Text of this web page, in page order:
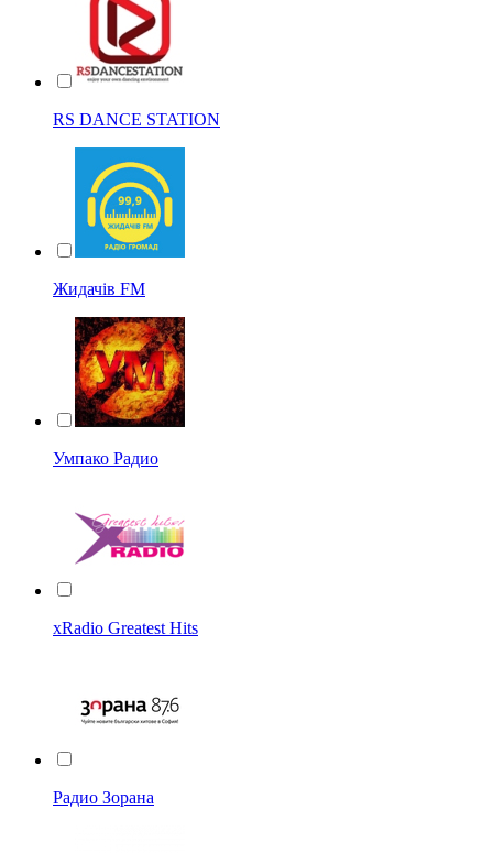
RS DANCE STATION
Жидачів FM
Умпако Радио
xRadio Greatest Hits
Радио Зорана